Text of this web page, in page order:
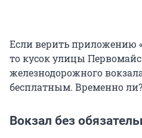
Если верить приложению
то кусок улицы
железнодорожного
бесплатным. Временно ли?
Вокзал без